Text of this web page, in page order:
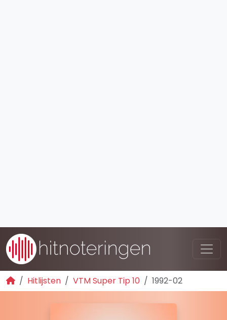
Hitlijsten VTM Super Tip 10 1992-02